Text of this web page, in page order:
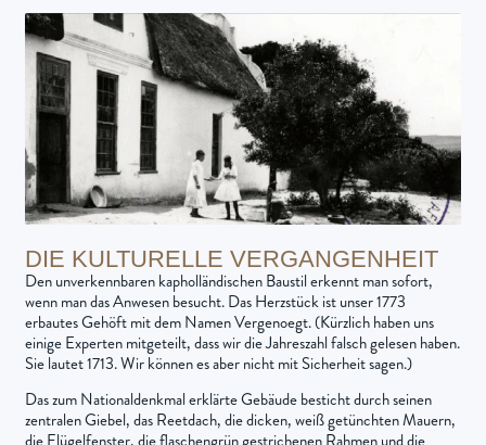
DIE KULTURELLE VERGANGENHEIT
Den unverkennbaren kapholländischen Baustil erkennt man sofort,
wenn man das Anwesen besucht. Das Herzstück ist unser 1773
erbautes Gehöft mit dem Namen Vergenoegt. (Kürzlich haben uns
einige Experten mitgeteilt, dass wir die Jahreszahl falsch gelesen haben.
Sie lautet 1713. Wir können es aber nicht mit Sicherheit sagen.)
Das zum Nationaldenkmal erklärte Gebäude besticht durch seinen
zentralen Giebel, das Reetdach, die dicken, weiß getünchten Mauern,